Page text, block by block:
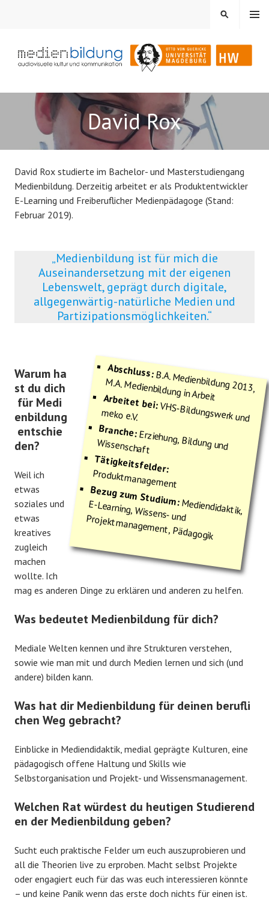
MEDIENBILDUNG
Audiovisuelle Kultur und Kommunikation
MENÜ
SUCHEN
David Rox
David Rox studierte im Bachelor- und Masterstudiengang
Medienbildung. Derzeitig arbeitet er als Produktentwickler
E-Learning und Freiberuflicher Medienpädagoge (Stand:
Februar 2019).
„Medienbildung ist für mich die
Auseinandersetzung mit der eigenen
Lebenswelt, geprägt durch digitale,
allgegenwärtig-natürliche Medien und
Partizipationsmöglichkeiten.“
Abschluss:B.A. Medienbildung 2013,
M.A. Medienbildung in Arbeit
Arbeitet bei:VHS-Bildungswerk und
meko e.V.
Branche:Erziehung, Bildung und
Wissenschaft
Tätigkeitsfelder:
Produktmanagement
Bezug zum Studium:Mediendidaktik,
E-Learning, Wissens- und Projektmanagement, Pädagogik
Warum ha
st du dich
für Medi
enbildung
entschie
den?
Weil ich
etwas
soziales und
etwas
kreatives
zugleich
machen
wollte. Ich
mag es anderen Dinge zu erklären und anderen zu helfen.
Was bedeutet Medienbildung für dich?
Mediale Welten kennen und ihre Strukturen verstehen,
sowie wie man mit und durch Medien lernen und sich (und
andere) bilden kann.
Was hat dir Medienbildung für deinen berufli
chen Weg gebracht?
Einblicke in Mediendidaktik, medial geprägte Kulturen, eine
pädagogisch offene Haltung und Skills wie
Selbstorganisation und Projekt- und Wissensmanagement.
Welchen Rat würdest du heutigen Studierend
en der Medienbildung geben?
Sucht euch praktische Felder um euch auszuprobieren und
all die Theorien live zu erproben. Macht selbst Projekte
oder engagiert euch für das was euch interessieren könnte
– und keine Panik wenn das erste doch nichts für einen ist.